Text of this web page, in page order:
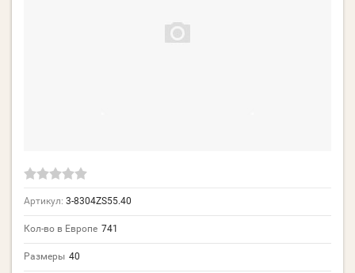
Артикул: 3-8304ZS55.40
Кол-во в Европе 741
Размеры 40